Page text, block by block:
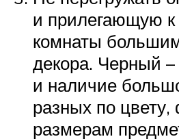
и прилегающую к
комнаты
декора. Черный
и наличие
разных по цвету,
размерам